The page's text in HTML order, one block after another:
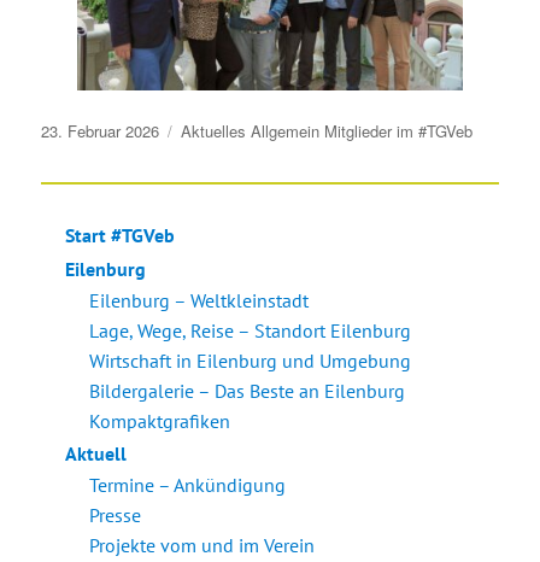
Veröffentlicht
23. Februar 2026 Aktuelles Allgemein Mitglieder im #TGVeb
Start #TGVeb
Eilenburg
Eilenburg – Weltkleinstadt
Lage, Wege, Reise – Standort Eilenburg
Wirtschaft in Eilenburg und Umgebung
Bildergalerie – Das Beste an Eilenburg
Kompaktgrafiken
Aktuell
Termine – Ankündigung
Presse
Projekte vom und im Verein